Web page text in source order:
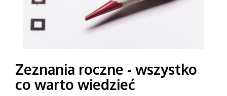
Zeznania roczne - wszystko
co warto wiedzieć